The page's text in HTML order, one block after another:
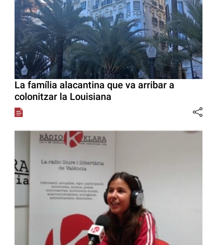
La família alacantina que va arribar a
colonitzar la Louisiana